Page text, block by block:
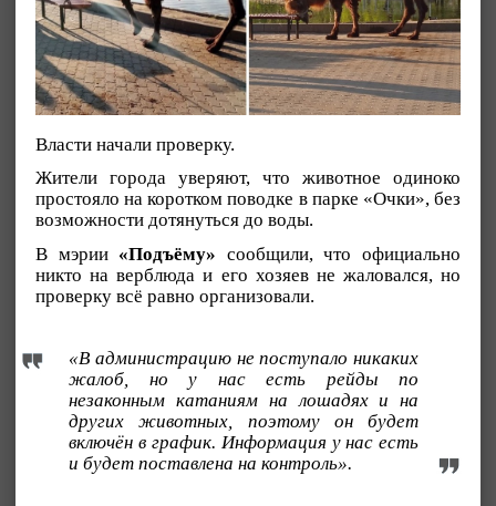
Власти начали проверку.
Жители города уверяют, что животное одиноко
простояло на коротком поводке в парке «Очки», без
возможности дотянуться до воды.
В мэрии «Подъёму» сообщили, что официально
никто на верблюда и его хозяев не жаловался, но
проверку всё равно организовали.
«В администрацию не поступало никаких
жалоб, но у нас есть рейды по
незаконным катаниям на лошадях и на
других животных, поэтому он будет
включён в график. Информация у нас есть
и будет поставлена на контроль».